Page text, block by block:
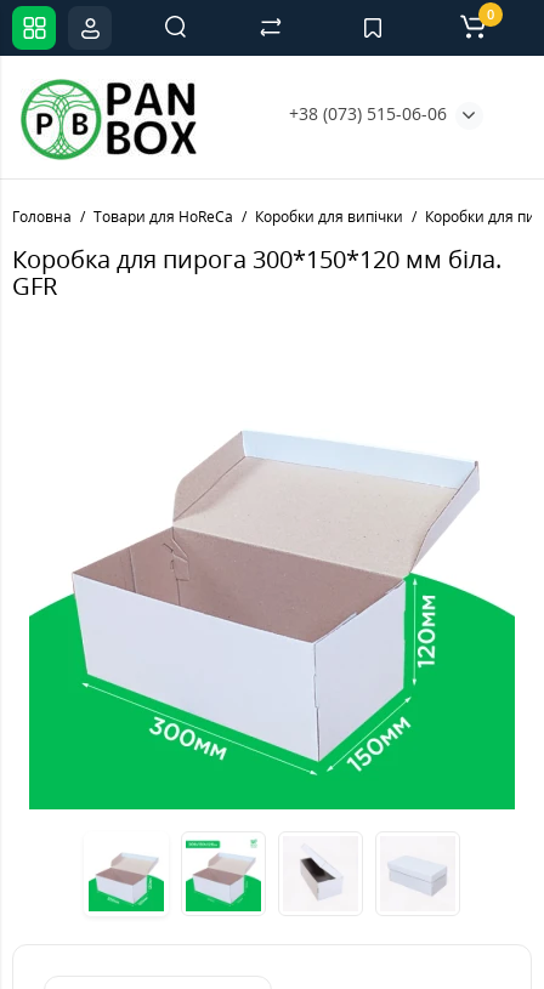
+38 (073) 515-06-06
0
Головна Товари для HoReCa Коробки для випічки Коробки для
Коробка для пирога 300*150*120 мм біла.
GFR